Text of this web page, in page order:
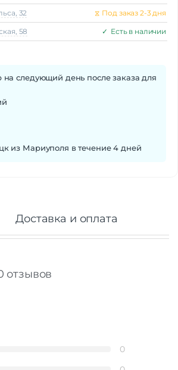
32 ⧖ Под заказ 2-3 дня
58 ✓ Есть в наличии
на следующий день после заказа для
из Мариуполя в течение 4 дней
Доставка и оплата
отзывов
0